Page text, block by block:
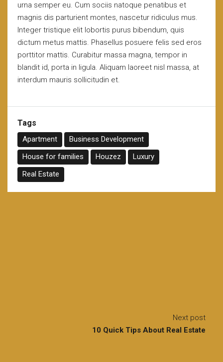
urna semper eu. Cum sociis natoque penatibus et
magnis dis parturient montes, nascetur ridiculus mus.
Integer tristique elit lobortis purus bibendum, quis
dictum metus mattis. Phasellus posuere felis sed eros
porttitor mattis. Curabitur massa magna, tempor in
blandit id, porta in ligula. Aliquam laoreet nisl massa, at
interdum mauris sollicitudin et.
Tags
Apartment
Business Development
House for families
Houzez
Luxury
Real Estate
Next post
10 Quick Tips About Real Estate